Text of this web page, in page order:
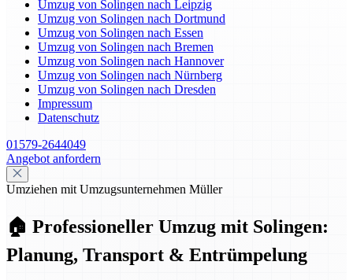
Umzug von Solingen nach Leipzig
Umzug von Solingen nach Dortmund
Umzug von Solingen nach Essen
Umzug von Solingen nach Bremen
Umzug von Solingen nach Hannover
Umzug von Solingen nach Nürnberg
Umzug von Solingen nach Dresden
Impressum
Datenschutz
01579-2644049
Angebot anfordern
Umziehen mit Umzugsunternehmen Müller
🏠 Professioneller Umzug mit Solingen:
Planung, Transport & Entrümpelung